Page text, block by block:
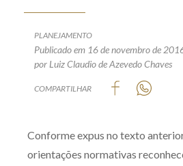
Guia de Direitos dos
Encarregado
Zênite Fácil
PLANEJAMENTO
Publicado em 16 de novembro de
por Luiz Claudio de Azevedo Chaves
COMPARTILHAR
Conforme expus no texto
orientações normativas